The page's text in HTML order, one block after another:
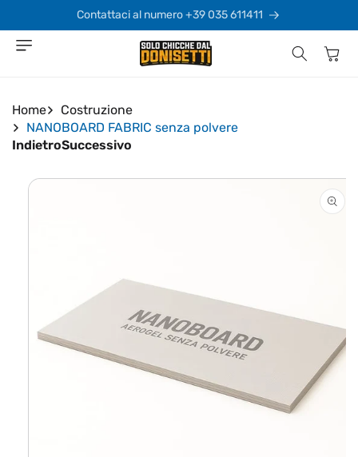
direttamente
ai contenuti
Contattaci al numero +39 035 611411
Carrello
Home
Costruzione
NANOBOARD FABRIC senza polvere
IndietroSuccessivo
Passa alle
informazioni